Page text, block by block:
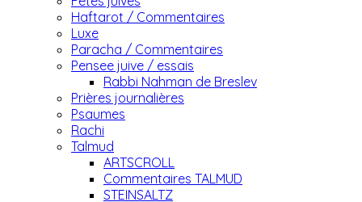
Haftarot / Commentaires
Luxe
Paracha / Commentaires
Pensee juive / essais
Rabbi Nahman de Breslev
Prières journalières
Psaumes
Rachi
Talmud
ARTSCROLL
Commentaires TALMUD
STEINSALTZ